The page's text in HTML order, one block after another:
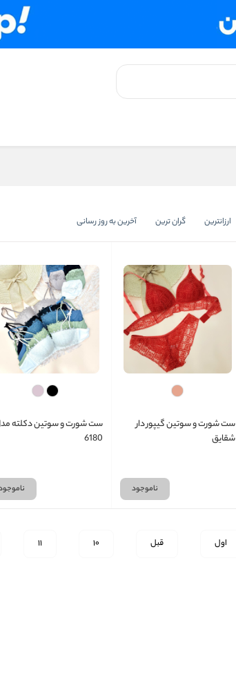
ارزانترین گران ترین آخرین به روز رسانی
ست شورت و سوتین گیپور دار
شقایق
ناموجود
ست شورت و سوتین دکلته
6180
اول قبل 10
11